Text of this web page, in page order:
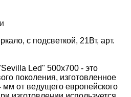
с подсветкой, 21Вт, арт.
Led" 500х700 - это
поколения, изготовленное
от ведущего европейского